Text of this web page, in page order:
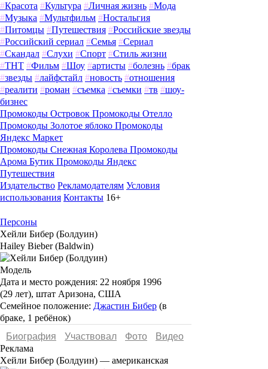
#Красота #Культура #Личная жизнь #Мода
#Музыка #Мультфильм #Ностальгия
#Питомцы #Путешествия #Российские звезды
#Российский сериал #Семья #Сериал
#Скандал #Слухи #Спорт #Стиль жизни
#ТНТ #Фильм #Шоу #артисты #болезнь #брак
#звезды #лайфстайл #новость #отношения
#реалити #роман #съемка #съемки #тв #шоу-
бизнес
Промокоды Островок Промокоды Отелло
Промокоды Золотое яблоко Промокоды
Яндекс Маркет
Промокоды Снежная Королева Промокоды
Арома Бутик Промокоды Яндекс
Путешествия
Издательство Рекламодателям Условия
использования Контакты 16+
Персоны
Хейли Бибер (Болдуин)
Hailey Bieber (Baldwin)
Модель
Дата и место рождения: 22 ноября 1996
(29 лет), штат Аризона, США
Семейное положение: Джастин Бибер (в
браке, 1 ребёнок)
Биография
Участвовал Фото
Видеo
Реклама
Хейли Бибер (Болдуин) — американская